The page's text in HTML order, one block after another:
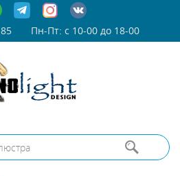
Пн-Пт: с 10-00 до 18-00